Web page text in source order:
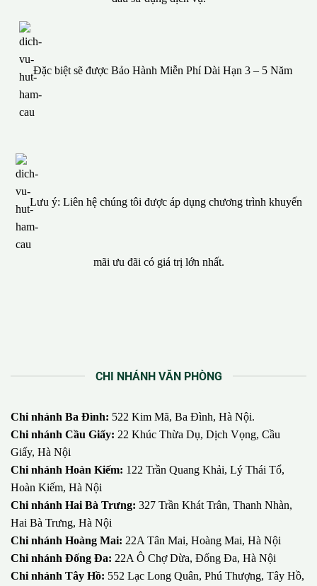
Đặc biệt sẽ được Bảo Hành Miễn Phí Dài Hạn 3 – 5 Năm
Chi nhánh Ba Đình:
Chi nhánh Cầu Giấy:22 Khúc Thừa Dụ, Dịch Vọng, Cầu
Giấy, Hà Nội
Chi nhánh Hoàn Kiếm: 122 Trần Quang Khải, Lý Thái Tổ,
Hoàn Kiếm, Hà Nội
Chi nhánh Hai Bà Trưng:327 Trần Khát Trân, Thanh Nhàn,